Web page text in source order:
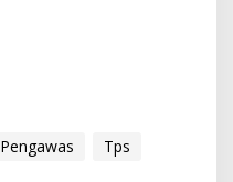
Pengawas
Tps